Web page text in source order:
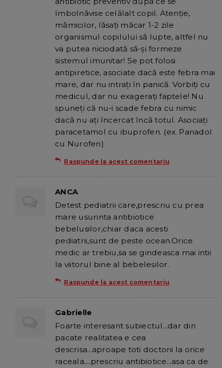
îmbolnăvise celălalt copil. Atenţie,
mămicilor, lăsaţi măcar 1-2 zile
organismul copilului să lupte, altfel nu
va putea niciodată să-şi formeze
sistemul imunitar! Se pot folosi
antipiretice, asociate dacă este febra mai
mare, dar nu intraţi în panică. Vorbiţi cu
medicul, dar nu exageraţi faptele! Nu
spuneţi că nu-i scade febra cu nimic
dacă nu aţi încercat încă totul. Asociaţi
paracetamol cu ibuprofen. (ex. Panadol
cu Nurofen)
Raspunde la acest comentariu
ANCA
Detest pediatrii care,prescriu cu prea
mare usurinta antibiotice
bebelusilor,chiar daca acesti
pediatrii,sunt de peste ocean.Orice
medic ar trebiu,sa se gindeasca mai intii
la viitorul bine al bebelesilor.
Raspunde la acest comentariu
Gabrielle
Foarte interesant subiectul...dar din
pacate realitatea e cea
descrisa...aproape toti doctorii la orice
raceala....prescriu antibiotice...asa ca de